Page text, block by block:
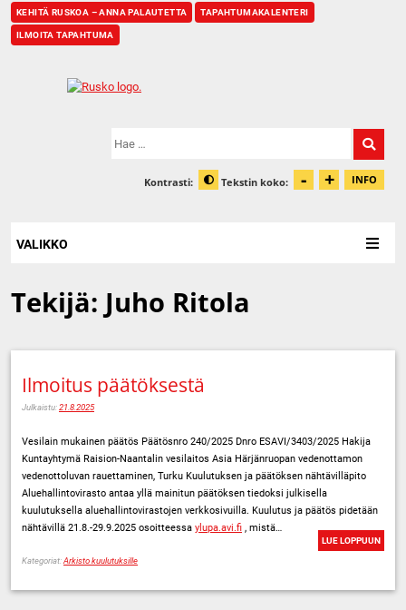
KEHITÄ RUSKOA – ANNA PALAUTETTA TAPAHTUMAKALENTERI
ILMOITA TAPAHTUMA
Hae:
Kontrasti: Muuta kontrastia
Tekstin koko: - + INFO
VALIKKO
Tekijä: Juho Ritola
Ilmoitus päätöksestä
Julkaistu:21.8.2025
Vesilain mukainen päätös Päätösnro 240/2025 Dnro ESAVI/3403/2025 Hakija
Kuntayhtymä Raision-Naantalin vesilaitos Asia Härjänruopan vedenottamon
vedenottoluvan rauettaminen, Turku Kuulutuksen ja päätöksen nähtävilläpito
Aluehallintovirasto antaa yllä mainitun päätöksen tiedoksi julkisella
kuulutuksella aluehallintovirastojen verkkosivuilla. Kuulutus ja päätös pidetään
nähtävillä 21.8.-29.9.2025 osoitteessa ylupa.avi.fi , mistä…
LUE LOPPUUN
Kategoriat:Arkisto kuulutuksille